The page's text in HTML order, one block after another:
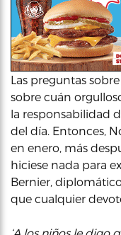
Las preguntas
sobre cuán
la responsabilidad
del día. Entonces,
en enero, más
hiciese nada para
Bernier,
que cualquier